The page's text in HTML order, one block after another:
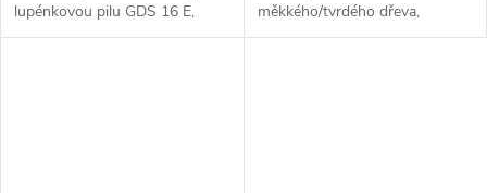
lupénkovou pilu GDS 16 E,
GDS 16 Elektronik a GDS 16
měkkého/tvrdého dřeva,
překližky a umělých hmot.